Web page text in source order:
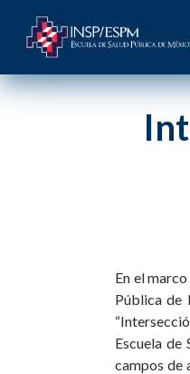
En el
Pública de
Escuela
campos de